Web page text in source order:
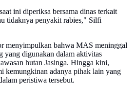
ini diperiksa bersama dinas terkait
tidaknya penyakit rabies," Silfi
menyimpulkan bahwa MAS meninggal
yang digunakan dalam aktivitas
hutan Jasinga. Hingga kini,
kemungkinan adanya pihak lain yang
peristiwa tersebut.